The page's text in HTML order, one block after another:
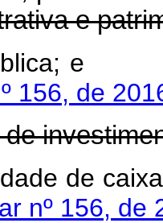
e
156, de
nº 156, de